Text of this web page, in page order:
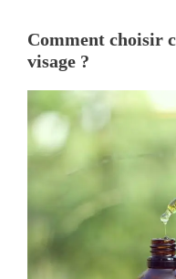
Comment choisir
visage ?